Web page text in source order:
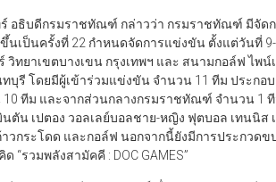
อธิบดีกรมราชทัณฑ์ กล่าวว่า กรมราชทัณฑ์ มีจั
นเป็นครั้งที่ 22 กำหนดจัดการแข่งขัน ตั้งแต่วันที่
วิทยาเขตบางเขน กรุงเทพฯ และ สนามกอล์ฟ ไพ
บุรี โดยมีผู้เข้าร่วมแข่งขัน จำนวน 11 ทีม ประกอ
10 ทีม และจากส่วนกลางกรมราชทัณฑ์ จำนวน 1
ตัน เปตอง วอลเลย์บอลชาย-หญิง ฟุตบอล เทนนิ
วกระโดด และกอล์ฟ นอกจากนี้ยังมีการประกวดข
“รวมพลังสามัคคี : DOC GAMES”